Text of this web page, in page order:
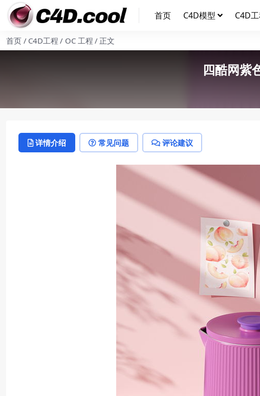
首页 C4D模型 C4D
首页 C4D工程 OC 工程 正文
四酷网紫
详情介绍 常见问题 评论建议